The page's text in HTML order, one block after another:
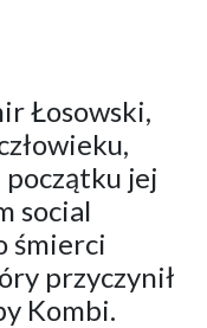
Łosowski,
jej
social
śmierci
przyczynił
Kombi.